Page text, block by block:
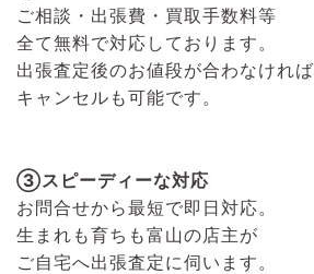
ご相談・出張費・買取手数料等
全て無料で対応しております。
出張査定後のお値段が合わなければ
キャンセルも可能です。
③スピーディーな対応
お問合せから最短で即日対応。
生まれも育ちも富山の店主が
ご自宅へ出張査定に伺います。